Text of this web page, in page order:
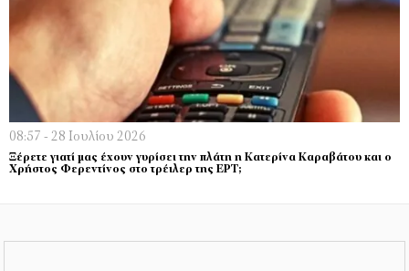
08:57 - 28 Ιουλίου 2026
Ξέρετε γιατί μας έχουν γυρίσει την πλάτη η Κατερίνα Καραβάτου και ο
Χρήστος Φερεντίνος στο τρέιλερ της ΕΡΤ;